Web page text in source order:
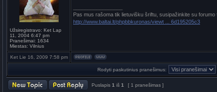
Užsiregistravo: Ket Lap
11, 2004 6:47 pm
Pranešimai: 1634
Miestas: Vilnius
Pas mus rašoma tik lietuvišku šriftu, susipažinkite su forumo
http://www.baltai.lt/phpbbkuronas/viewt ... 6d195205c3
Ket Lie 16, 2009 7:58 pm
Rodyti paskutinius pranešimus:
Puslapis 1 iš 1 [ 1 pranešimas ]